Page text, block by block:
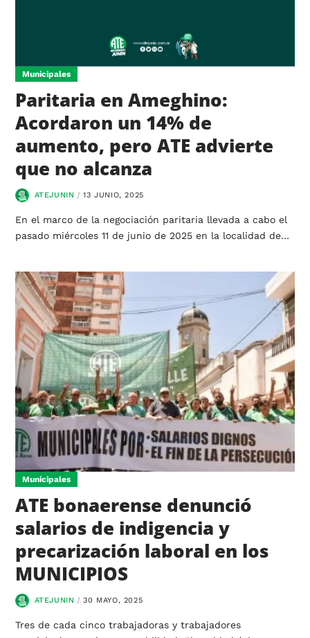
Municipales
Paritaria en Ameghino:
Acordaron un 14% de
aumento, pero ATE advierte
que no alcanza
ATEJUNIN 13 JUNIO, 2025
En el marco de la negociación paritaria llevada a cabo el
pasado miércoles 11 de junio de 2025 en la localidad de…
Municipales
ATE bonaerense denunció
salarios de indigencia y
precarización laboral en los
MUNICIPIOS
ATEJUNIN 30 MAYO, 2025
Tres de cada cinco trabajadoras y trabajadores